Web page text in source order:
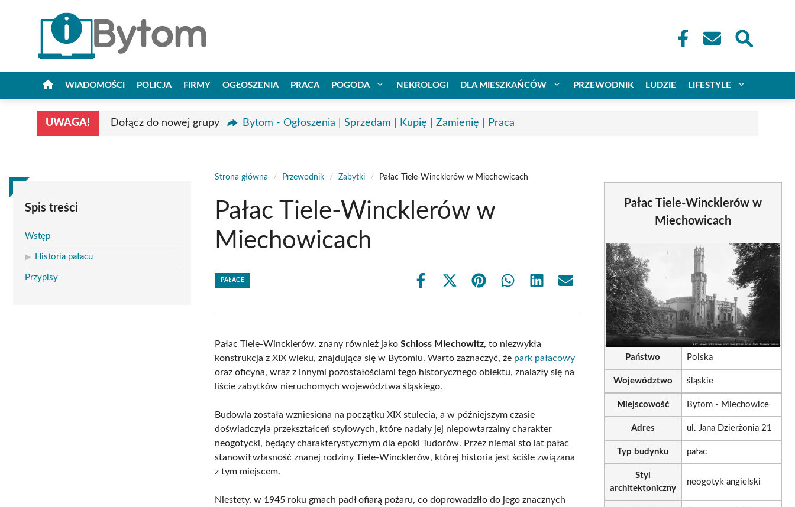
WIADOMOŚCI POLICJA FIRMY OGŁOSZENIA PRACA POGODA NEKROLOGI DLA MIESZKAŃCÓW PRZEWODNIK LUDZIE LIFESTYLE
UWAGA! Dołącz do nowej grupy Bytom - Ogłoszenia | Sprzedam | Kupię | Zamienię | Praca
Spis treści
Wstęp
Historia pałacu
Przypisy
Strona główna / Przewodnik / Zabytki / Pałac Tiele-Wincklerów w Miechowicach
Pałac Tiele-Wincklerów w
Miechowicach
PAŁACE
Share
Share
(Twitter)
Share Share Share Share
Pałac Tiele-Wincklerów, znany również jakoSchloss Miechowitz, to niezwykła
konstrukcja z XIX wieku, znajdująca się w Bytomiu. Warto zaznaczyć, że park pałacowy
oraz oficyna, wraz z innymi pozostałościami tego historycznego obiektu, znalazły się na
liście zabytków nieruchomych województwa śląskiego.
Budowla została wzniesiona na początku XIX stulecia, a w późniejszym czasie
doświadczyła przekształceń stylowych, które nadały jej niepowtarzalny charakter
neogotycki, będący charakterystycznym dla epoki Tudorów. Przez niemal sto lat pałac
stanowił własność znanej rodziny Tiele-Wincklerów, której historia jest ściśle związana
z tym miejscem.
Niestety, w 1945 roku gmach padł ofiarą pożaru, co doprowadziło do jego znacznych
Pałac Tiele-Wincklerów w
Miechowicach
Państwo Polska
Województwo śląskie
Miejscowość Bytom - Miechowice
Adres ul. Jana Dzierżonia 21
Typ budynku pałac
Styl
architektoniczny
neogotyk angielski